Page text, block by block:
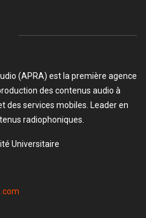
(APRA) est la première agence
des contenus audio à
des services mobiles. Leader en
radiophoniques.
Universitaire